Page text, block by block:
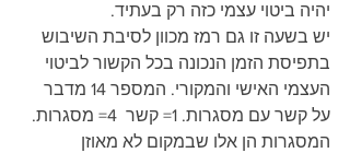
יהיה ביטוי עצמי כזה רק בעתיד.
יש בשעה זו גם רמז מכוון לסיבת השיבוש
בתפיסת הזמן הנכונה בכל הקשור לביטוי
העצמי האישי והמקורי. המספר 14 מדבר
על קשר עם מסגרות. 1= קשר  4= מסגרות.
המסגרות הן אלו שבמקום לא מאוזן